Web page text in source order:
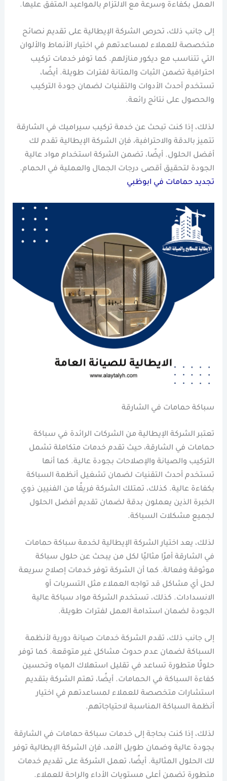
العمل بكفاءة وسرعة مع الالتزام بالمواعيد المتفق عليها.
إلى جانب ذلك، تحرص الشركة الإيطالية على تقديم نصائح
متخصصة للعملاء لمساعدتهم في اختيار الأنماط والألوان
التي تتناسب مع ديكور منازلهم. كما توفر خدمات تركيب
احترافية تضمن الثبات والمتانة لفترات طويلة. أيضًا،
تستخدم أحدث الأدوات والتقنيات لضمان جودة التركيب
والحصول على نتائج رائعة.
لذلك، إذا كنت تبحث عن خدمة تركيب سيراميك في الشارقة
تتميز بالدقة والاحترافية، فإن الشركة الإيطالية تقدم لك
أفضل الحلول. أيضًا، تضمن الشركة استخدام مواد عالية
الجودة لتحقيق أقصى درجات الجمال والعملية في الحمام.
تجديد حمامات في ابوظبي
سباكة حمامات في الشارقة
تعتبر الشركة الإيطالية من الشركات الرائدة في سباكة
حمامات في الشارقة، حيث تقدم خدمات متكاملة تشمل
التركيب والصيانة والإصلاحات بجودة عالية. كما أنها
تستخدم أحدث التقنيات لضمان تشغيل أنظمة السباكة
بكفاءة عالية. كذلك، تمتلك الشركة فريقًا من الفنيين ذوي
الخبرة الذين يعملون بدقة لضمان تقديم أفضل الحلول
لجميع مشكلات السباكة.
لذلك، يعد اختيار الشركة الإيطالية لخدمة سباكة حمامات
في الشارقة أمرًا مثاليًا لكل من يبحث عن حلول سباكة
موثوقة وفعالة. كما أن الشركة توفر خدمات إصلاح سريعة
لحل أي مشاكل قد تواجه العملاء مثل التسربات أو
الانسدادات. كذلك، تستخدم الشركة مواد سباكة عالية
الجودة لضمان استدامة العمل لفترات طويلة.
إلى جانب ذلك، تقدم الشركة خدمات صيانة دورية لأنظمة
السباكة لضمان عدم حدوث مشاكل غير متوقعة. كما توفر
حلولًا متطورة تساعد في تقليل استهلاك المياه وتحسين
كفاءة السباكة في الحمامات. أيضًا، تهتم الشركة بتقديم
استشارات متخصصة للعملاء لمساعدتهم في اختيار
أنظمة السباكة المناسبة لاحتياجاتهم.
لذلك، إذا كنت بحاجة إلى خدمات سباكة حمامات في الشارقة
بجودة عالية وضمان طويل الأمد، فإن الشركة الإيطالية توفر
لك الحلول المثالية. أيضًا، تعمل الشركة على تقديم خدمات
متطورة تضمن أعلى مستويات الأداء والراحة للعملاء.